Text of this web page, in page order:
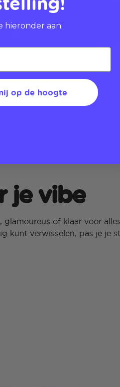
je vibe
glamoureus of klaar voor
kunt verwisselen, pas je je
hieronder aan:
op de hoogte